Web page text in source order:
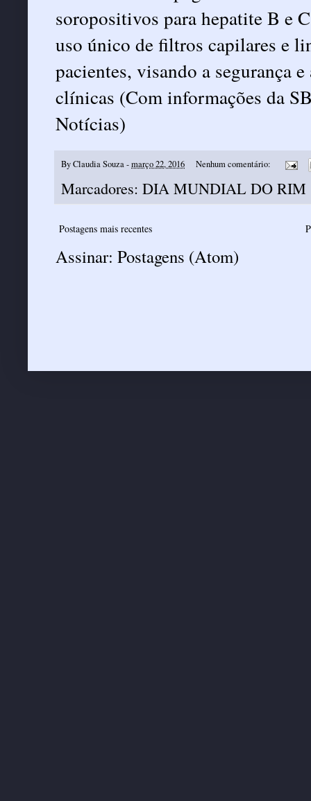
soropositivos para hepatite B e
uso único de filtros capilares e
pacientes, visando a segurança
clínicas (Com informações da
Notícias)
ByClaudia Souza-março 22, 2016 Nenhum comentário:
Marcadores: DIA MUNDIAL DO RIM
Postagens mais recentes
Assinar: Postagens (Atom)